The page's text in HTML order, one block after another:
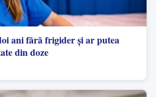
ani fără frigider și ar putea
din doze